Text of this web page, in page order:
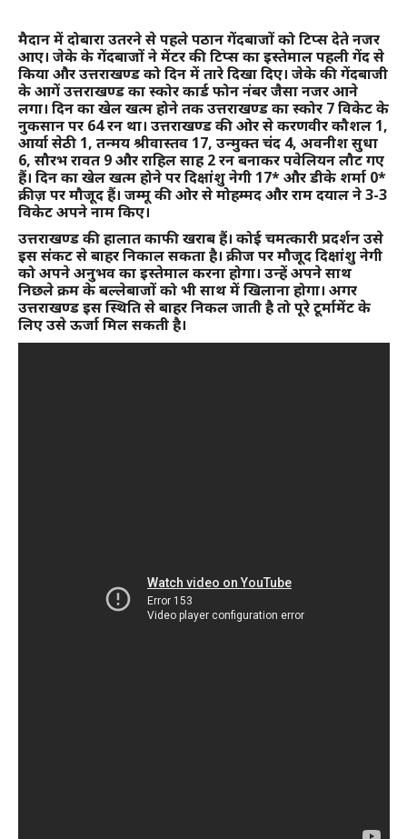
मैदान में दोबारा उतरने से पहले पठान गेंदबाजों को टिप्स देते नजर
आए। जेके के गेंदबाजों ने मेंटर की टिप्स का इस्तेमाल पहली गेंद से
किया और उत्तराखण्ड को दिन में तारे दिखा दिए। जेके की गेंदबाजी
के आगें उत्तराखण्ड का स्कोर कार्ड फोन नंबर जैसा नजर आने
लगा। दिन का खेल खत्म होने तक उत्तराखण्ड का स्कोर 7 विकेट के
नुकसान पर 64 रन था। उत्तराखण्ड की ओर से करणवीर कौशल 1,
आर्या सेठी 1, तन्मय श्रीवास्तव 17, उन्मुक्त चंद 4, अवनीश सुधा
6, सौरभ रावत 9 और राहिल साह 2 रन बनाकर पवेलियन लौट गए
हैं। दिन का खेल खत्म होने पर दिक्षांशु नेगी 17* और डीके शर्मा 0*
क्रीज़ पर मौजूद हैं। जम्मू की ओर से मोहम्मद और राम दयाल ने 3-3
विकेट अपने नाम किए।
उत्तराखण्ड की हालात काफी खराब हैं। कोई चमत्कारी प्रदर्शन उसे
इस संकट से बाहर निकाल सकता है। क्रीज पर मौजूद दिक्षांशु नेगी
को अपने अनुभव का इस्तेमाल करना होगा। उन्हें अपने साथ
निछले क्रम के बल्लेबाजों को भी साथ में खिलाना होगा। अगर
उत्तराखण्ड इस स्थिति से बाहर निकल जाती है तो पूरे टूर्मामेंट के
लिए उसे ऊर्जा मिल सकती है।